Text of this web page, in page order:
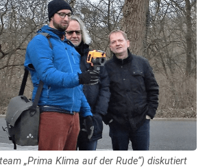
„Prima Klima auf der Rude“) diskutiert